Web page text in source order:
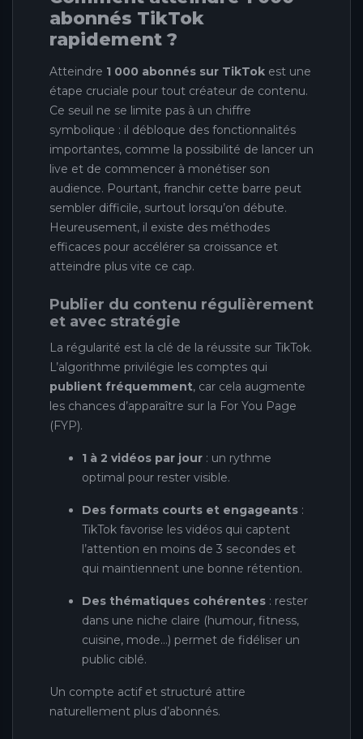
abonnés TikTok
rapidement ?
Atteindre 1 000 abonnés sur TikTok est une
étape cruciale pour tout créateur de contenu.
Ce seuil ne se limite pas à un chiffre
symbolique : il débloque des fonctionnalités
importantes, comme la possibilité de lancer un
live et de commencer à monétiser son
audience. Pourtant, franchir cette barre peut
sembler difficile, surtout lorsqu’on débute.
Heureusement, il existe des méthodes
efficaces pour accélérer sa croissance et
atteindre plus vite ce cap.
Publier du contenu régulièrement
et avec stratégie
La régularité est la clé de la réussite sur TikTok.
L’algorithme privilégie les comptes qui
publient fréquemment, car cela augmente
les chances d’apparaître sur la For You Page
(FYP).
1 à 2 vidéos par jour : un rythme
optimal pour rester visible.
Des formats courts et engageants :
TikTok favorise les vidéos qui captent
l’attention en moins de 3 secondes et
qui maintiennent une bonne rétention.
Des thématiques cohérentes : rester
dans une niche claire (humour, fitness,
cuisine, mode…) permet de fidéliser un
public ciblé.
Un compte actif et structuré attire
naturellement plus d’abonnés.